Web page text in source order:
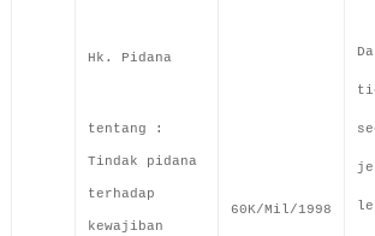
Hk. Pidana
tentang :
Tindak pidana
terhadap
kewajiban
60K/Mil/1998